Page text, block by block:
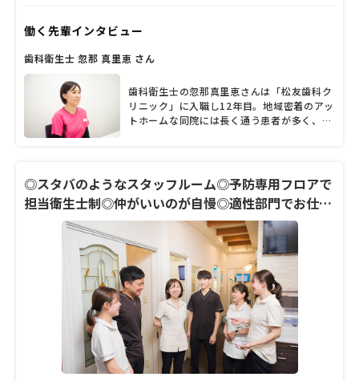
ニック」だ。院長の松友豊伸先生がそれぞれ
し、子どもから高齢者まで幅広い診療を行っ
識して、院内の改装や設備投資を続けてきた
という松友院長に、診療方針や患者層、力を
入れていること、今後の展望など、たっぷり
働く先輩インタビュー
歯科衛生士 忽那 真里恵 さん
歯科衛生士の忽那真里恵さんは「松友歯科ク
リニック」に入職し12年目。地域密着のアッ
トホームな同院には長く通う患者が多く、
る医院でありたい」という院長の想いのも
と、結婚後も変わらず勤務を続け、現在は主
任として後輩の指導にも注力されている忽那
さん。長く働いているからこそ見えてくる
「松友歯科クリニック」の職場環境や女性と
しての働き方について、話を聞きました。
◎スタバのようなスタッフルーム◎予防専用フロアで
担当衛生士制◎仲がいいのが自慢◎適性部門でお仕事
◎まかないランチあり！